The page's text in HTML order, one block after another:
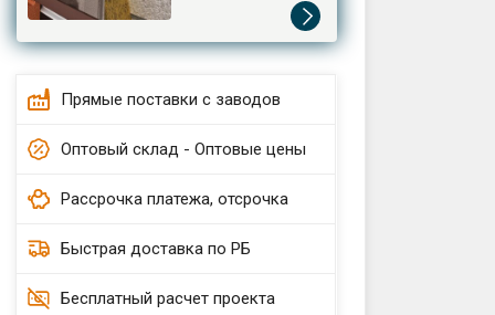
Прямые поставки с заводов
Оптовый склад - Оптовые цены
Рассрочка платежа, отсрочка
Быстрая доставка по РБ
Бесплатный расчет проекта